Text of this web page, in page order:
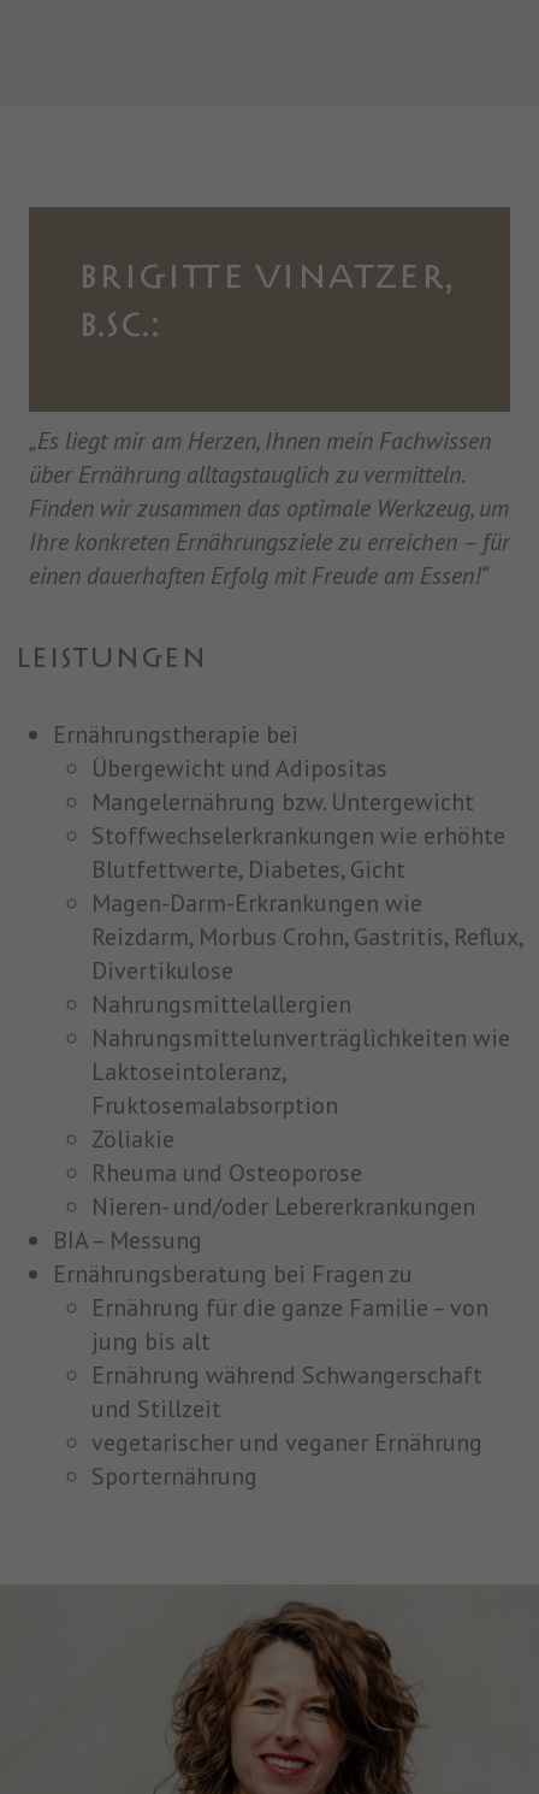
BRIGITTE VINATZER,
B.SC.:
„Es liegt mir am Herzen, Ihnen mein Fachwissen
über Ernährung alltagstauglich zu vermitteln.
Finden wir zusammen das optimale Werkzeug, um
Ihre konkreten Ernährungsziele zu erreichen – für
einen dauerhaften Erfolg mit Freude am Essen!“
LEISTUNGEN
Ernährungstherapie bei
Übergewicht und Adipositas
Mangelernährung bzw. Untergewicht
Stoffwechselerkrankungen wie erhöhte
Blutfettwerte, Diabetes, Gicht
Magen-Darm-Erkrankungen wie
Reizdarm, Morbus Crohn, Gastritis, Reflux,
Divertikulose
Nahrungsmittelallergien
Nahrungsmittelunverträglichkeiten wie
Laktoseintoleranz,
Fruktosemalabsorption
Zöliakie
Rheuma und Osteoporose
Nieren- und/oder Lebererkrankungen
BIA – Messung
Ernährungsberatung bei Fragen zu
Ernährung für die ganze Familie – von
jung bis alt
Ernährung während Schwangerschaft
und Stillzeit
vegetarischer und veganer Ernährung
Sporternährung